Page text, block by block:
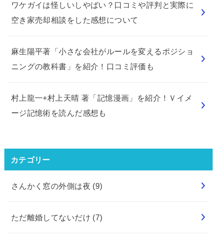
ワケガイは怪しいしやばい？口コミや評判と実際に
空き家売却相談をした感想について
麻生陽平著「小さな会社がルールを変えるポジショ
ニングの教科書」を紹介！口コミ評価も
村上龍一+村上天晴 著「記憶漫画」を紹介！Ｖイメ
ージ記憶術を読んだ感想も
カテゴリー
さんかく窓の外側は夜 (9)
ただ離婚してないだけ (7)